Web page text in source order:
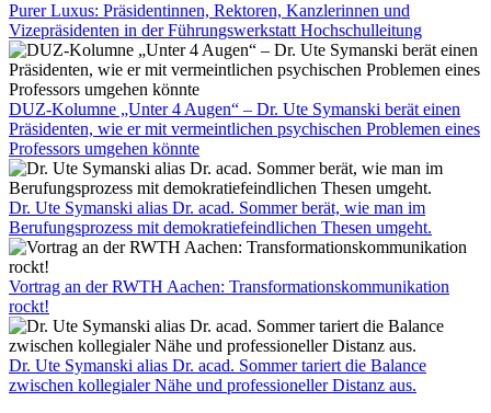
Purer Luxus: Präsidentinnen, Rektoren, Kanzlerinnen und
Vizepräsidenten in der Führungswerkstatt Hochschulleitung
DUZ-Kolumne „Unter 4 Augen“ – Dr. Ute Symanski berät einen
Präsidenten, wie er mit vermeintlichen psychischen Problemen eines
Professors umgehen könnte
Dr. Ute Symanski alias Dr. acad. Sommer berät, wie man im
Berufungsprozess mit demokratiefeindlichen Thesen umgeht.
Vortrag an der RWTH Aachen: Transformationskommunikation
rockt!
Dr. Ute Symanski alias Dr. acad. Sommer tariert die Balance
zwischen kollegialer Nähe und professioneller Distanz aus.